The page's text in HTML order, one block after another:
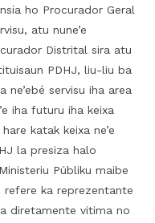
ho Procurador Geral
atu nune’e
Distrital sira atu
PDHJ, liu-liu ba
servisu iha area
iha futuru iha keixa
katak keixa ne’e
la presiza halo
Públiku maibe
refere ka reprezentante
diretamente vitima no